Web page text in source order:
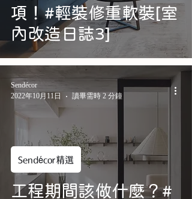
項！#輕裝修重軟裝[室
內改造日誌3]
工程期間該做什麼？#
Sendécor精選
Sendécor
2022年10月11日
讀畢需時 2 分鐘